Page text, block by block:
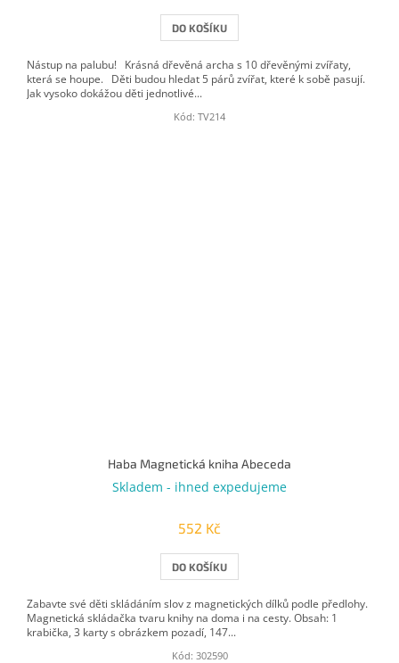
DO KOŠÍKU
Nástup na palubu! Krásná dřevěná archa s 10 dřevěnými zvířaty,
která se houpe. Děti budou hledat 5 párů zvířat, které k sobě pasují.
Jak vysoko dokážou děti jednotlivé...
Kód: TV214
Haba Magnetická kniha Abeceda
Skladem - ihned expedujeme
552 Kč
DO KOŠÍKU
Zabavte své děti skládáním slov z magnetických dílků podle předlohy.
Magnetická skládačka tvaru knihy na doma i na cesty. Obsah: 1
krabička, 3 karty s obrázkem pozadí, 147...
Kód: 302590